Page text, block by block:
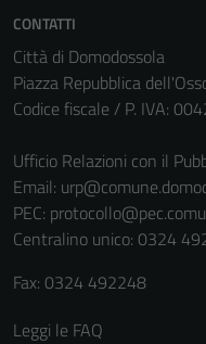
CONTATTI
Città di Domodossola
Piazza Repubblica
Codice fiscale / P. IVA:
Ufficio Relazioni con il
Email:
PEC:
Centralino unico: 0324
Fax: 0324 492248
Leggi le FAQ